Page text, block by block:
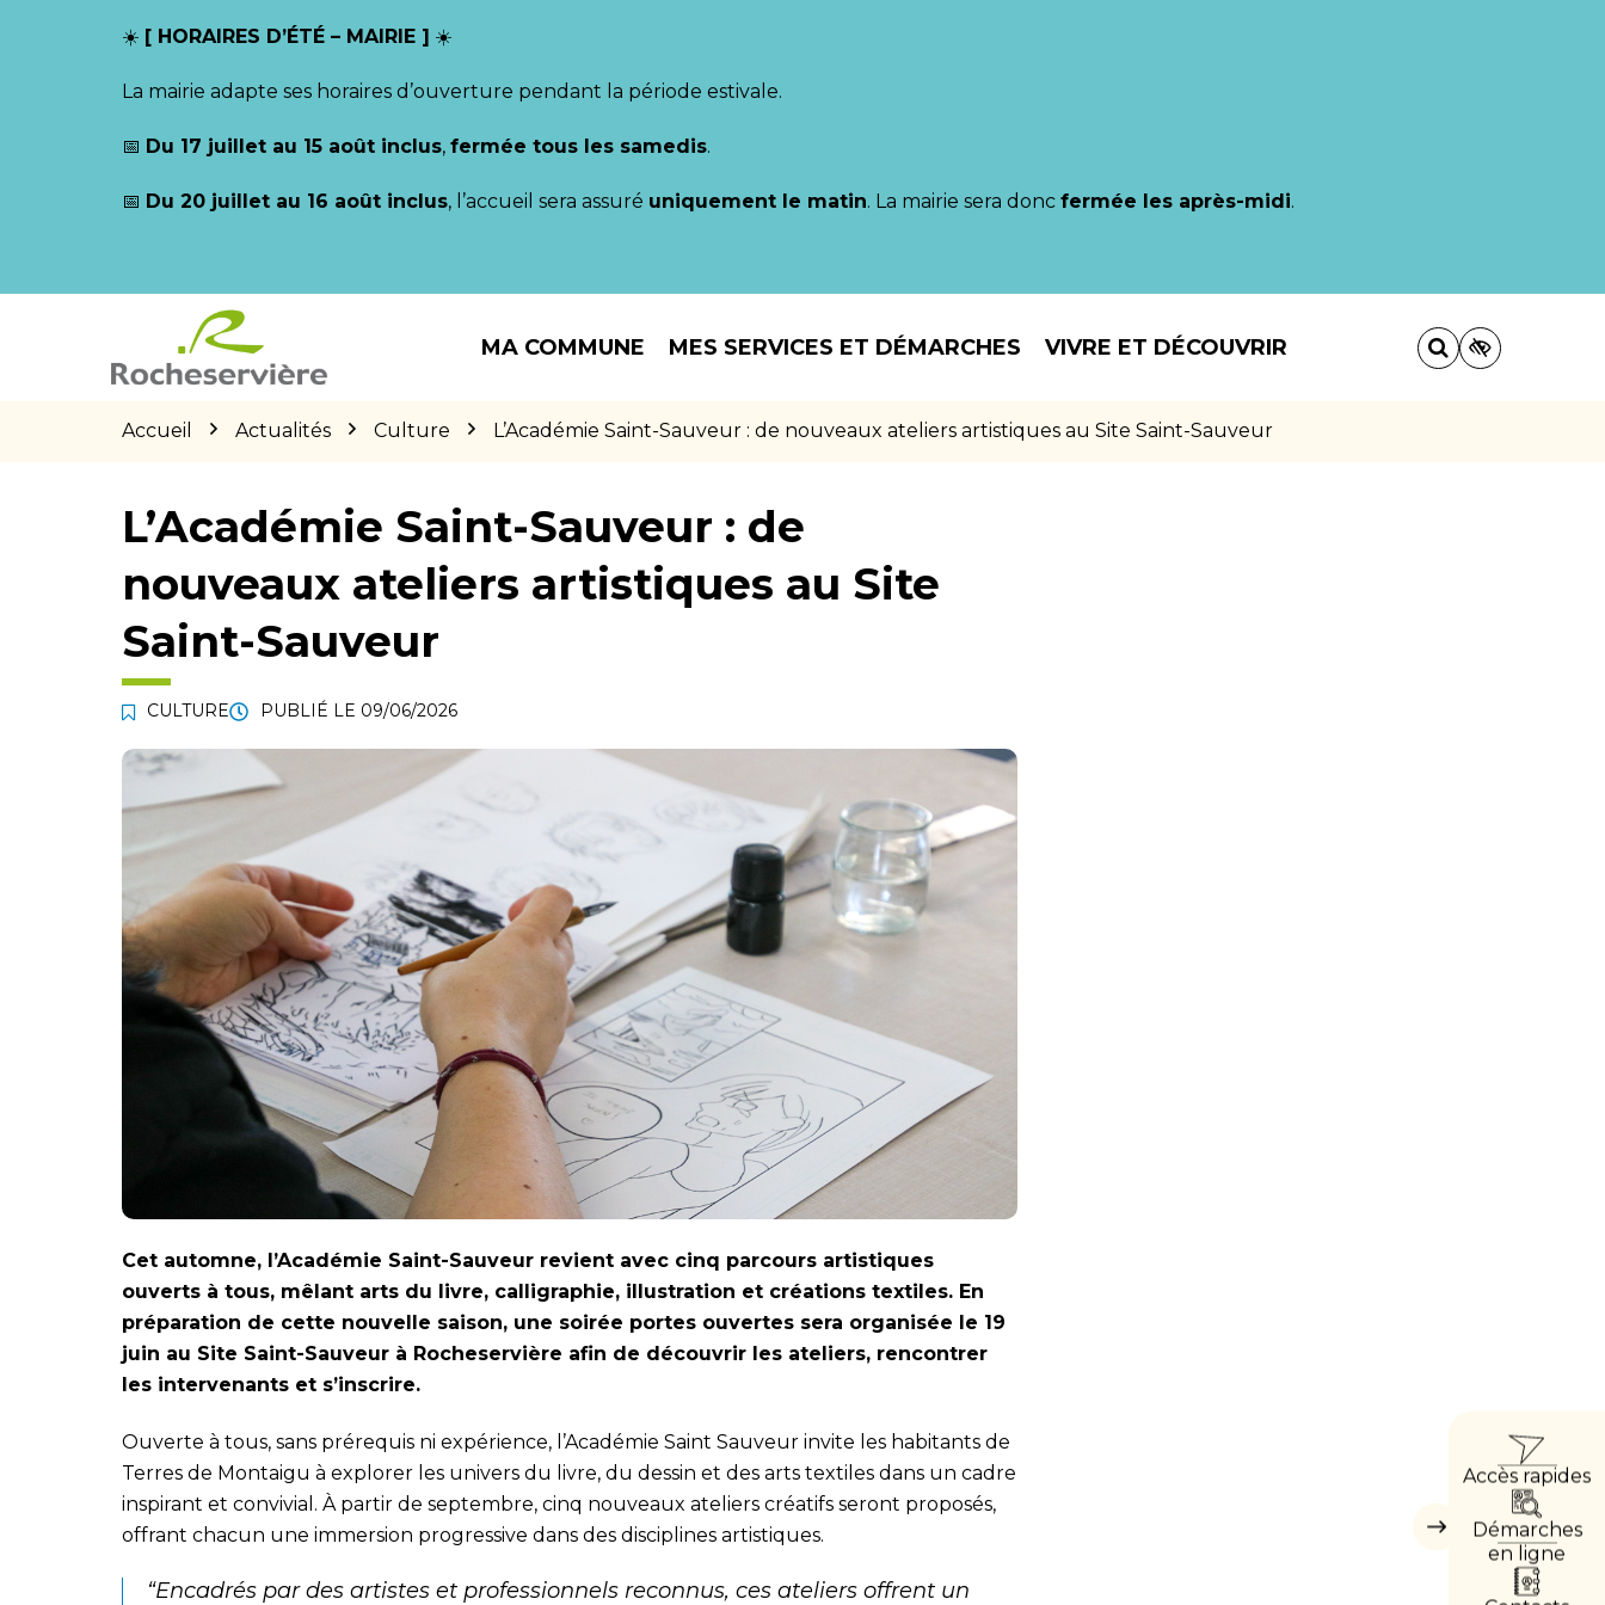
☀️ [ HORAIRES D’ÉTÉ – MAIRIE ] ☀️
La mairie adapte ses horaires d’ouverture pendant la période estivale.
📅 Du 17 juillet au 15 août inclus, fermée tous les samedis.
📅 Du 20 juillet au 16 août inclus, l’accueil sera assuré uniquement le matin. La mairie sera donc fermée les après-midi.
MA COMMUNE MES SERVICES ET DÉMARCHES VIVRE ET DÉCOUVRIR
Accueil Actualités Culture L’Académie Saint-Sauveur : de nouveaux ateliers artistiques au Site Saint-Sauveur
Masquer
Accès rapides
Démarches
en ligne
L’Académie Saint-Sauveur : de
nouveaux ateliers artistiques au Site
Saint-Sauveur
CULTURE PUBLIÉ LE 09/06/2026
Cet automne, l’Académie Saint-Sauveur revient avec cinq parcours artistiques
ouverts à tous, mêlant arts du livre, calligraphie, illustration et créations textiles. En
préparation de cette nouvelle saison, une soirée portes ouvertes sera organisée le 19
juin au Site Saint-Sauveur à Rocheservière afin de découvrir les ateliers, rencontrer
les intervenants et s’inscrire.
Ouverte à tous, sans prérequis ni expérience, l’Académie Saint Sauveur invite les habitants de
Terres de Montaigu à explorer les univers du livre, du dessin et des arts textiles dans un cadre
inspirant et convivial. À partir de septembre, cinq nouveaux ateliers créatifs seront proposés,
offrant chacun une immersion progressive dans des disciplines artistiques.
“Encadrés par des artistes et professionnels reconnus, ces ateliers offrent un